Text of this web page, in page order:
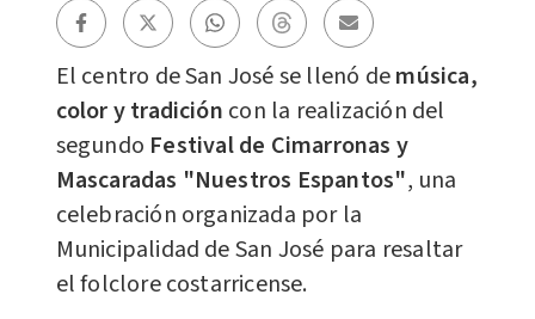
El centro de San José se llenó demúsica,
color y tradición con la realización del
segundo Festival de Cimarronas y
Mascaradas "Nuestros Espantos", una
celebración organizada por la
Municipalidad de San José para resaltar
el folclore costarricense.